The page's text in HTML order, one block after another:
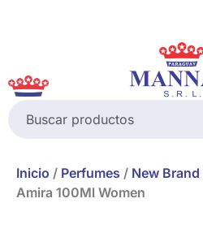
Inicio / Perfumes / New Brand
Amira 100Ml Women